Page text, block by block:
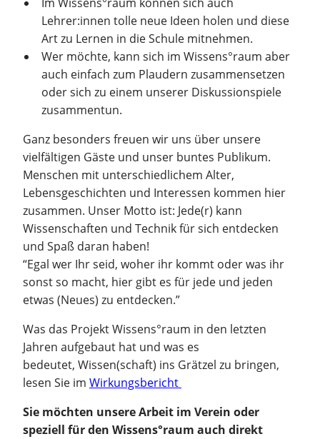
Lehrer:innen tolle neue Ideen holen und diese
Art zu Lernen in die Schule mitnehmen.
Wer möchte, kann sich im Wissens°raum aber
auch einfach zum Plaudern zusammensetzen
oder sich zu einem unserer Diskussionspiele
zusammentun.
Ganz besonders freuen wir uns über unsere
vielfältigen Gäste und unser buntes Publikum.
Menschen mit unterschiedlichem Alter,
Lebensgeschichten und Interessen kommen hier
zusammen. Unser Motto ist: Jede(r) kann
Wissenschaften und Technik für sich entdecken
und Spaß daran haben!
“Egal wer Ihr seid, woher ihr kommt oder was ihr
sonst so macht, hier gibt es für jede und jeden
etwas (Neues) zu entdecken.”
Was das Projekt Wissens°raum in den letzten
Jahren aufgebaut hat und was es
bedeutet, Wissen(schaft) ins Grätzel zu bringen,
lesen Sie im Wirkungsbericht
Sie möchten unsere Arbeit im Verein oder
speziell für den Wissens°raum auch direkt